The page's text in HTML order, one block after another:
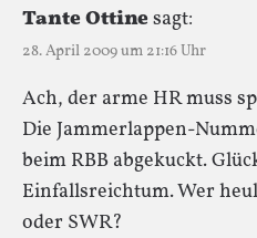
Tante Ottinesagt:
28. April 2009 um 21:16 Uhr
Ach, der arme HR muss
Die Jammerlappen-
beim RBB abgekuckt.
Einfallsreichtum. Wer
oder SWR?